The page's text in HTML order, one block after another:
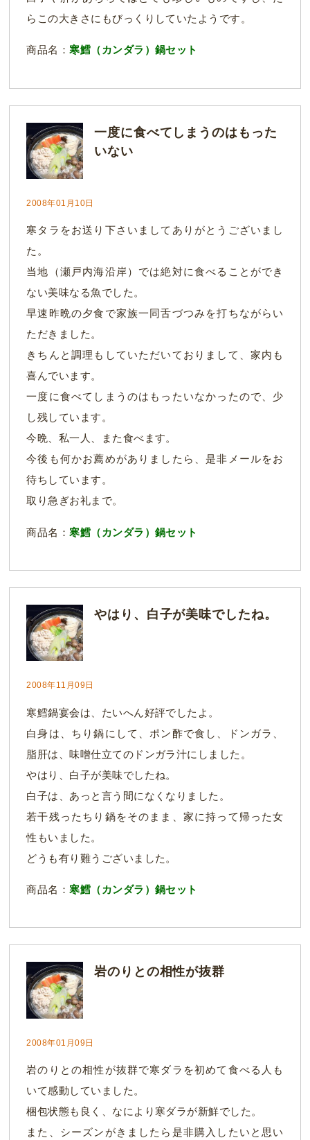
らこの大きさにもびっくりしていたようです。
商品名：寒鱈（カンダラ）鍋セット
一度に食べてしまうのはもった
いない
2008年01月10日
寒タラをお送り下さいましてありがとうございまし
た。
当地（瀬戸内海沿岸）では絶対に食べることができ
ない美味なる魚でした。
早速昨晩の夕食で家族一同舌づつみを打ちながらい
ただきました。
きちんと調理もしていただいておりまして、家内も
喜んでいます。
一度に食べてしまうのはもったいなかったので、少
し残しています。
今晩、私一人、また食べます。
今後も何かお薦めがありましたら、是非メールをお
待ちしています。
取り急ぎお礼まで。
商品名：寒鱈（カンダラ）鍋セット
やはり、白子が美味でしたね。
2008年11月09日
寒鱈鍋宴会は、たいへん好評でしたよ。
白身は、ちり鍋にして、ポン酢で食し、ドンガラ、
脂肝は、味噌仕立てのドンガラ汁にしました。
やはり、白子が美味でしたね。
白子は、あっと言う間になくなりました。
若干残ったちり鍋をそのまま、家に持って帰った女
性もいました。
どうも有り難うございました。
商品名：寒鱈（カンダラ）鍋セット
岩のりとの相性が抜群
2008年01月09日
岩のりとの相性が抜群で寒ダラを初めて食べる人も
いて感動していました。
梱包状態も良く、なにより寒ダラが新鮮でした。
また、シーズンがきましたら是非購入したいと思い